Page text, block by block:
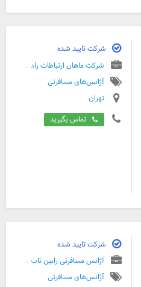
شرکت تایید شده
شرکت ماهان ارتباطات راد ...
آژانس‌های مسافرتی
تهران
تماس بگیرید
شرکت تایید شده
آژانس مسافرتی رابین تاب ...
آژانس‌های مسافرتی